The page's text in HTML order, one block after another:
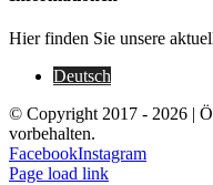
Hier finden Sie unsere
Deutsch
© Copyright 2017 - 2026 |
vorbehalten.
FacebookInstagram
Page load link